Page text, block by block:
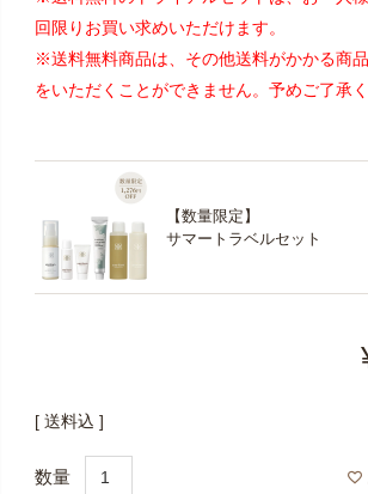
回限りお買い求めいただけます。
※送料無料商品は、その他送料がかかる商
をいただくことができません。予めご了承く
【数量限定】
サマートラベルセット
送料込